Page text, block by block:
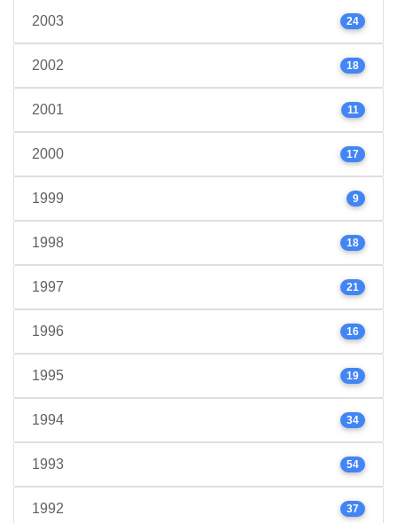
2003 24
2002 18
2001 11
2000 17
1999 9
1998 18
1997 21
1996 16
1995 19
1994 34
1993 54
1992 37